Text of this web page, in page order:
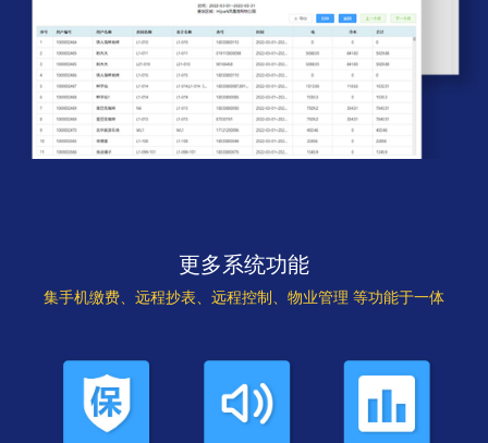
更多系统功能
集手机缴费、远程抄表、远程控制、物业管理 等功能于一体